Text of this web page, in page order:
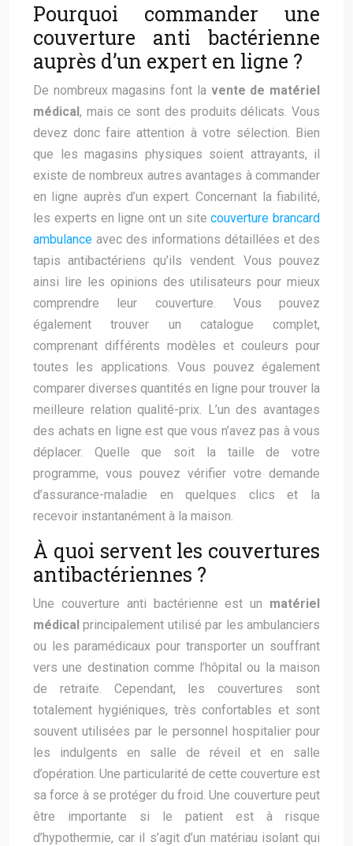
Pourquoi commander une
couverture anti bactérienne
auprès d’un expert en ligne ?
De nombreux magasins font la vente de matériel
médical, mais ce sont des produits délicats. Vous
devez donc faire attention à votre sélection. Bien
que les magasins physiques soient attrayants, il
existe de nombreux autres avantages à commander
en ligne auprès d’un expert. Concernant la fiabilité,
les experts en ligne ont un sitecouverture brancard
ambulance avec des informations détaillées et des
tapis antibactériens qu’ils vendent. Vous pouvez
ainsi lire les opinions des utilisateurs pour mieux
comprendre leur couverture. Vous pouvez
également trouver un catalogue complet,
comprenant différents modèles et couleurs pour
toutes les applications. Vous pouvez également
comparer diverses quantités en ligne pour trouver la
meilleure relation qualité-prix. L’un des avantages
des achats en ligne est que vous n’avez pas à vous
déplacer. Quelle que soit la taille de votre
programme, vous pouvez vérifier votre demande
d’assurance-maladie en quelques clics et la
recevoir instantanément à la maison.
À quoi servent les couvertures
antibactériennes ?
Une couverture anti bactérienne est un matériel
médical principalement utilisé par les ambulanciers
ou les paramédicaux pour transporter un souffrant
vers une destination comme l’hôpital ou la maison
de retraite. Cependant, les couvertures sont
totalement hygiéniques, très confortables et sont
souvent utilisées par le personnel hospitalier pour
les indulgents en salle de réveil et en salle
d’opération. Une particularité de cette couverture est
sa force à se protéger du froid. Une couverture peut
être importante si le patient est à risque
d’hypothermie, car il s’agit d’un matériau isolant qui